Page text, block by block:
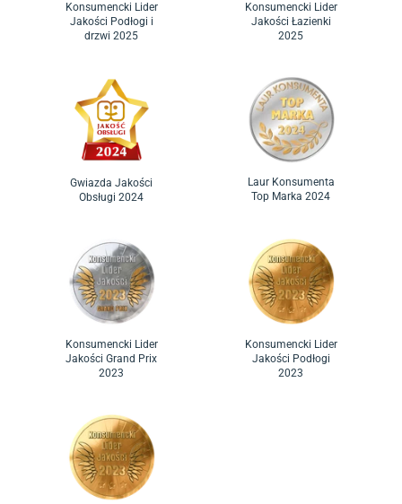
Konsumencki Lider
Jakości Podłogi i
drzwi 2025
Konsumencki Lider
Jakości Łazienki
2025
Gwiazda Jakości
Obsługi 2024
Laur Konsumenta
Top Marka 2024
Konsumencki Lider
Jakości Grand Prix
2023
Konsumencki Lider
Jakości Podłogi
2023